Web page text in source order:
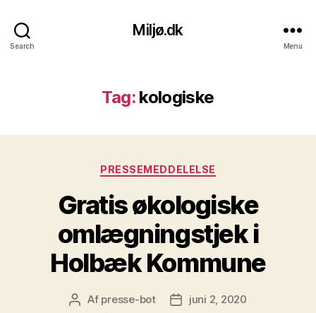
Search
Miljø.dk
Menu
Tag: kologiske
Kategorier
PRESSEMEDDELELSE
Gratis økologiske
omlægningstjek i
Holbæk Kommune
Indlægsforfatter
Af presse-bot Indlægsdato
juni 2, 2020